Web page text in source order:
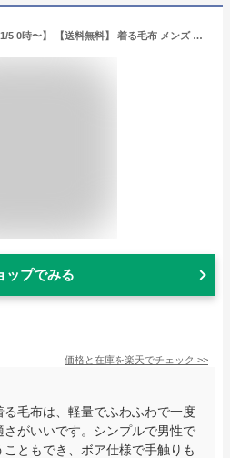
【5%OFFクーポン対象11/5 0時〜】 【送料無料】 着る毛布 メンズ レディース かわいい ロング 軽量 ルームウェア 冬用 洗える 部屋着 24aw 暖かい 裏起毛 防寒 ルボア ふわふわ 誕生日 北欧 おしゃれ プレゼント ギフト対応 ラッピング ギフト ダイカイ
ップでみる
価格と在庫を楽天でチェック >>
毛布は、軽量でふわふわで一度
がいいです。シンプルで男性で
ともでき、ボア仕様で手触りも